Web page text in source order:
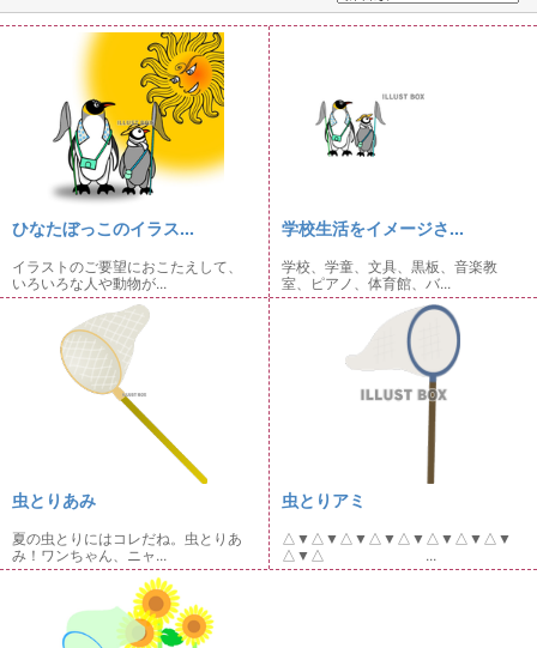
ひなたぼっこのイラス...
イラストのご要望におこたえして、
いろいろな人や動物が...
学校生活をイメージさ...
学校、学童、文具、黒板、音楽教
室、ピアノ、体育館、バ...
虫とりあみ
夏の虫とりにはコレだね。虫とりあ
み！ワンちゃん、ニャ...
虫とりアミ
△▼△▼△▼△▼△▼△▼△▼△▼
△▼△ ...